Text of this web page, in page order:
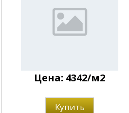
Цена: 4342/м2
Купить